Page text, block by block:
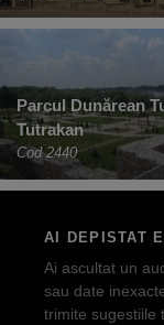
Parcul Dunărean
Tutrakan
Cod 2440
AI DEPISTAT
Ai ascultat un
sau date
trimite sugestiile